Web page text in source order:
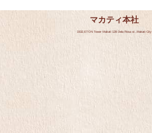
マカティ本社
1532,ETON Tower Makati 128 Dela Rosa st.,Makati City